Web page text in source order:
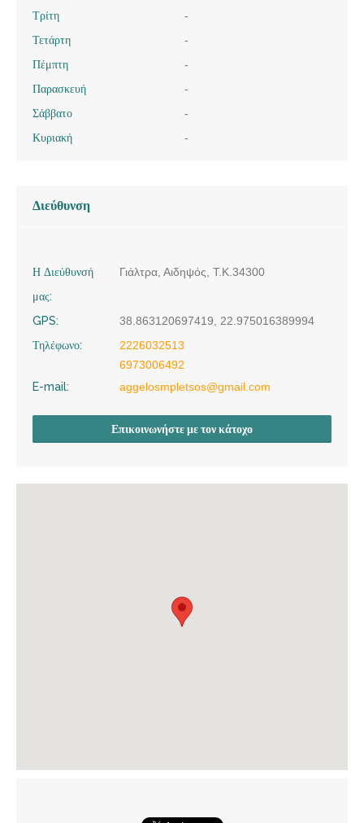
Τρίτη
-
Τετάρτη
-
Πέμπτη
-
Παρασκευή
-
Σάββατο
-
Κυριακή
-
Διεύθυνση
Η Διεύθυνσή
μας:
Γιάλτρα, Αιδηψός, Τ.Κ.34300
GPS:
38.863120697419, 22.975016389994
Τηλέφωνο:
2226032513
6973006492
E-mail:
aggelosmpletsos@gmail.com
Επικοινωνήστε με τον κάτοχο